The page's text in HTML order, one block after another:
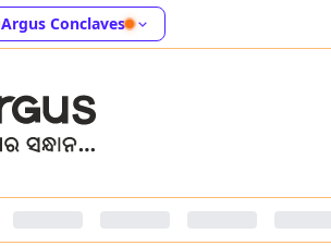
Argus Conclaves